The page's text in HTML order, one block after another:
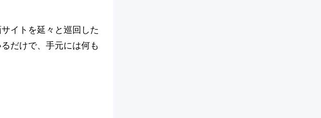
イトを延々と巡回した
だけで、手元には何も